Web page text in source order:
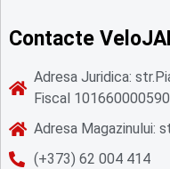
Contacte
Adresa Juridica:
Fiscal
Adresa Magazinului:
(+373) 62 004 414